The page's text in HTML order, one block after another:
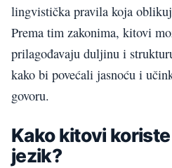
lingvistička pravila koja
Prema tim zakonima, kitovi
prilagođavaju duljinu i
kako bi povećali jasnoću i
govoru.
Kako kitovi
jezik?